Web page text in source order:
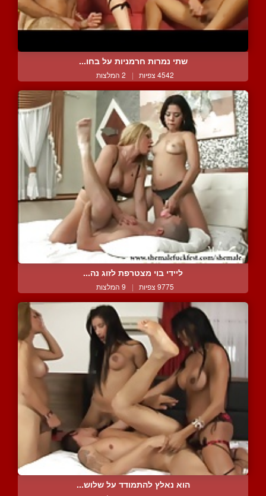
שתי נמרות חרמניות על בחו...
4542 צפיות | 2 המלצות
ליידי בוי מצטרפת לזוג נה...
9775 צפיות | 9 המלצות
הוא נאלץ להתמודד על שלוש...